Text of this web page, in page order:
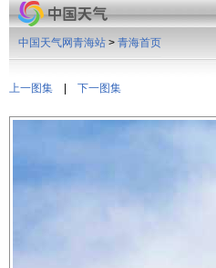
上一图集 下一图集
中国天气网青海站 > 青海首页